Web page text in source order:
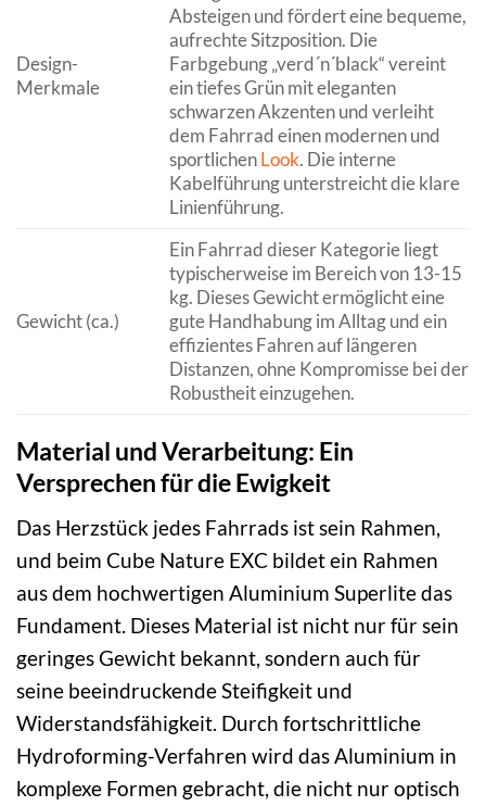
Design-
Merkmale
Absteigen und fördert eine bequeme,
aufrechte Sitzposition. Die
Farbgebung „verd´n´black“ vereint
ein tiefes Grün mit eleganten
schwarzen Akzenten und verleiht
dem Fahrrad einen modernen und
sportlichenLook. Die interne
Kabelführung unterstreicht die klare
Linienführung.
Gewicht (ca.)
Ein Fahrrad dieser Kategorie liegt
typischerweise im Bereich von 13-15
kg. Dieses Gewicht ermöglicht eine
gute Handhabung im Alltag und ein
effizientes Fahren auf längeren
Distanzen, ohne Kompromisse bei der
Robustheit einzugehen.
Material und Verarbeitung: Ein
Versprechen für die Ewigkeit
Das Herzstück jedes Fahrrads ist sein Rahmen,
und beim Cube Nature EXC bildet ein Rahmen
aus dem hochwertigen Aluminium Superlite das
Fundament. Dieses Material ist nicht nur für sein
geringes Gewicht bekannt, sondern auch für
seine beeindruckende Steifigkeit und
Widerstandsfähigkeit. Durch fortschrittliche
Hydroforming-Verfahren wird das Aluminium in
komplexe Formen gebracht, die nicht nur optisch